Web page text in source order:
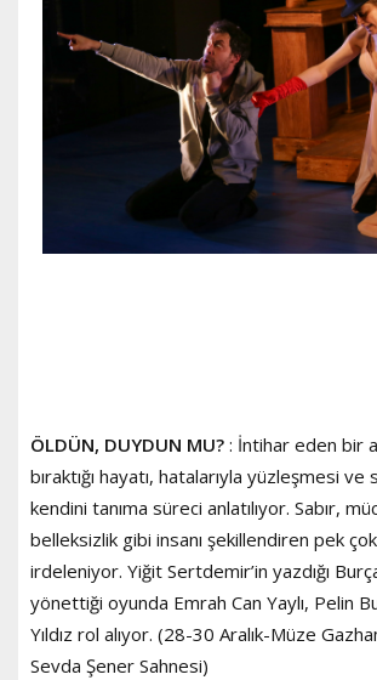
ÖLDÜN, DUYDUN MU? : İntihar eden bir
bıraktığı hayatı, hatalarıyla yüzleşmesi ve
kendini tanıma süreci anlatılıyor. Sabır,
belleksizlik gibi insanı şekillendiren pek
irdeleniyor. Yiğit Sertdemir’in yazdığı
yönettiği oyunda Emrah Can Yaylı, Pelin
Yıldız rol alıyor. (28-30 Aralık-Müze
Sevda Şener Sahnesi)